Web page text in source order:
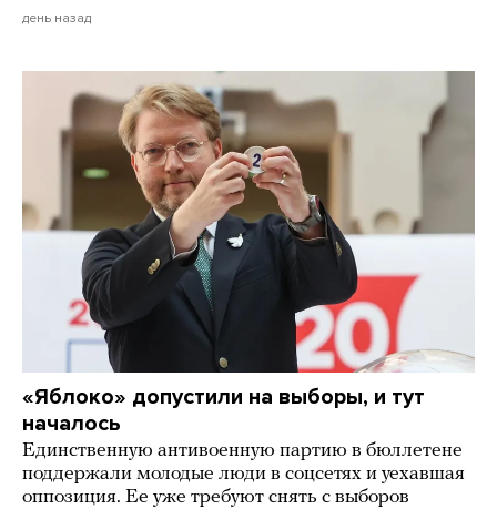
день назад
«Яблоко» допустили на выборы, и тут
началось
Единственную антивоенную партию в бюллетене
поддержали молодые люди в соцсетях и уехавшая
оппозиция. Ее уже требуют снять с выборов